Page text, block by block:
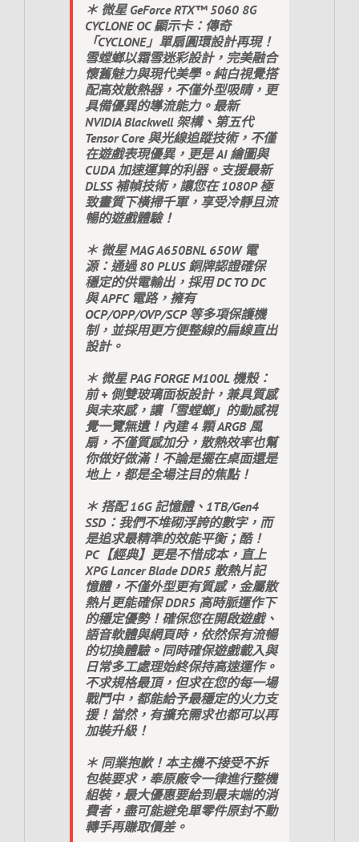
＊ 微星 GeForce RTX™ 5060 8G
CYCLONE OC 顯示卡：傳奇
「CYCLONE」單扇圓環設計再現！
雪螳螂以霜雪迷彩設計，完美融合
懷舊魅力與現代美學。純白視覺搭
配高效散熱器，不僅外型吸睛，更
具備優異的導流能力。最新
NVIDIA Blackwell 架構、第五代
Tensor Core 與光線追蹤技術，不僅
在遊戲表現優異，更是 AI 繪圖與
CUDA 加速運算的利器。支援最新
DLSS 補幀技術，讓您在 1080P 極
致畫質下橫掃千軍，享受冷靜且流
暢的遊戲體驗！
＊ 微星 MAG A650BNL 650W 電
源：通過 80 PLUS 銅牌認證確保
穩定的供電輸出，採用 DC TO DC
與 APFC 電路，擁有
OCP/OPP/OVP/SCP 等多項保護機
制，並採用更方便整線的扁線直出
設計。
＊ 微星 PAG FORGE M100L 機殼：
前 + 側雙玻璃面板設計，兼具質感
與未來感，讓「雪螳螂」的動感視
覺一覽無遺！內建 4 顆 ARGB 風
扇，不僅質感加分，散熱效率也幫
你做好做滿！不論是擺在桌面還是
地上，都是全場注目的焦點！
＊ 搭配 16G 記憶體、1TB/Gen4
SSD：我們不堆砌浮誇的數字，而
是追求最精準的效能平衡；酷！
PC【經典】更是不惜成本，直上
XPG Lancer Blade DDR5 散熱片記
憶體，不僅外型更有質感，金屬散
熱片更能確保 DDR5 高時脈運作下
的穩定優勢！確保您在開啟遊戲、
語音軟體與網頁時，依然保有流暢
的切換體驗。同時確保遊戲載入與
日常多工處理始終保持高速運作。
不求規格最頂，但求在您的每一場
戰鬥中，都能給予最穩定的火力支
援！當然，有擴充需求也都可以再
加裝升級！
＊ 同業抱歉！本主機不接受不拆
包裝要求，奉原廠令一律進行整機
組裝，最大優惠要給到最末端的消
費者，盡可能避免單零件原封不動
轉手再賺取價差。